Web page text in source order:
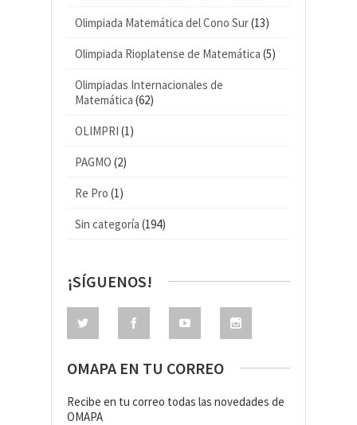
Olimpiada Matemática del Cono Sur(13)
Olimpiada Rioplatense de Matemática (5)
Olimpiadas Internacionales de
Matemática (62)
OLIMPRI (1)
PAGMO (2)
Re Pro (1)
Sin categoría (194)
¡SÍGUENOS!
OMAPA EN TU CORREO
Recibe en tu correo todas las novedades de
OMAPA